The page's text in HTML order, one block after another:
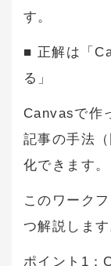
す。
■ 正解は「
る」
Canvasで作
記事の手法
化できます。
このワーク
つ解説します
ポイント1：